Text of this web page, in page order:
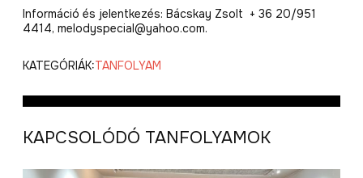
Információ és jelentkezés: Bácskay Zsolt + 36 20/951
4414, melodyspecial@yahoo.com.
KATEGÓRIÁK:TANFOLYAM
KAPCSOLÓDÓ TANFOLYAMOK